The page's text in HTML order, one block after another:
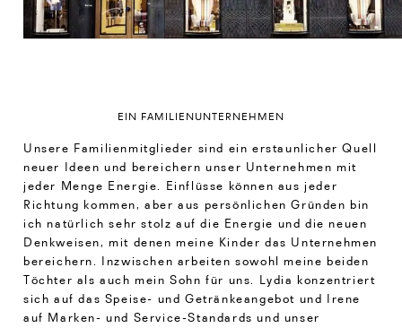
EIN FAMILIENUNTERNEHMEN
Unsere Familienmitglieder sind ein erstaunlicher Quell
neuer Ideen und bereichern unser Unternehmen mit
jeder Menge Energie. Einflüsse können aus jeder
Richtung kommen, aber aus persönlichen Gründen bin
ich natürlich sehr stolz auf die Energie und die neuen
Denkweisen, mit denen meine Kinder das Unternehmen
bereichern. Inzwischen arbeiten sowohl meine beiden
Töchter als auch mein Sohn für uns. Lydia konzentriert
sich auf das Speise- und Getränkeangebot und Irene
auf Marken- und Service-Standards und unser